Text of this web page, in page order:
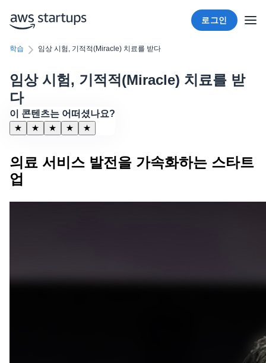
로그인
학습 임상 시험, 기적적(Miracle) 치료를 받다
임상 시험, 기적적(Miracle) 치료를 받
다
이 콘텐츠는 어떠셨나요?
★ ★ ★ ★ ★
의료 서비스 발전을 가속화하는 스타트
업